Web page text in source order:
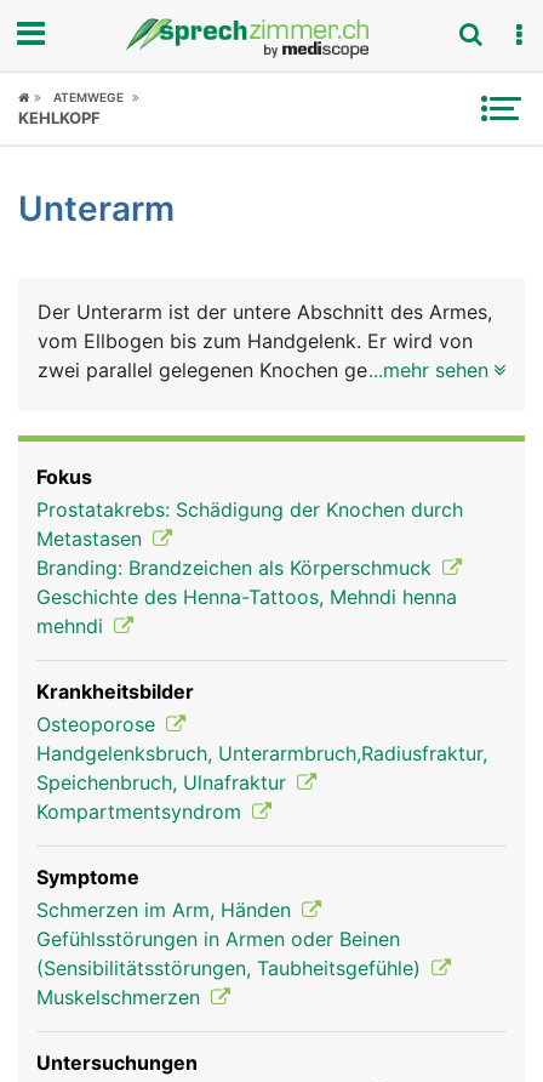
Fokus
Symptome
News
Rubriken
ATEMWEGE
KEHLKOPF
Unterarm
Der Unterarm ist der untere Abschnitt des Armes,
vom Ellbogen bis zum Handgelenk. Er wird von
zwei parallel gelegenen Knochen gebildet - der
und Speiche. Zeigt die Handfläche nach oben,
liegen sie nebeneinander, zeigt sie nach unten,
bewegt sich die Speiche schräg über die Elle.
Diese Drehbewegung wird durch ein kleines
Rollgelenk jeweils am oberen und unteren Ende
ermöglicht. Das Zusammenspiel der Gelenke
(Ellbogen, Rollgelenke), Muskeln und Sehnen
ermöglicht komplexe Bewegungen des
Unterarmes mit Beugung, Streckung und
gleichzeitiger Drehung. Am Unterarm finden sich
ausserdem die Muskeln zur Bewegung der Hände
und Finger, deren lange Sehnen in Sehnenscheiden
...mehr sehen
Fokus
Prostatakrebs: Schädigung der Knochen durch
Metastasen
Branding: Brandzeichen als Körperschmuck
Geschichte des Henna-Tattoos, Mehndi henna
mehndi
Krankheitsbilder
Osteoporose
Handgelenksbruch, Unterarmbruch,Radiusfraktur,
Speichenbruch, Ulnafraktur
Kompartmentsyndrom
Symptome
Schmerzen im Arm, Händen
Gefühlsstörungen in Armen oder Beinen
(Sensibilitätsstörungen, Taubheitsgefühle)
Muskelschmerzen
Untersuchungen